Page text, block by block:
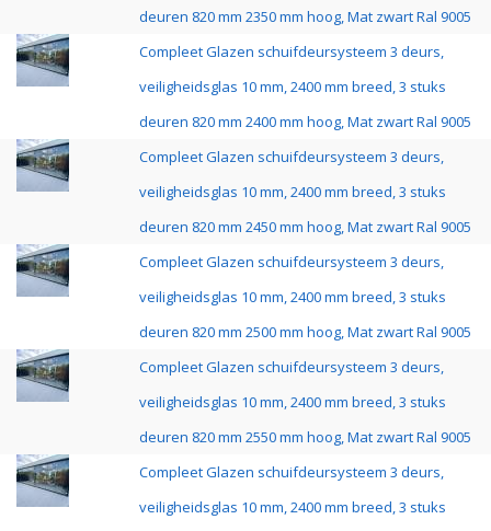
deuren 820 mm 2350 mm hoog, Mat zwart Ral 9005
Compleet Glazen schuifdeursysteem 3 deurs,
veiligheidsglas 10 mm, 2400 mm breed, 3 stuks
deuren 820 mm 2400 mm hoog, Mat zwart Ral 9005
Compleet Glazen schuifdeursysteem 3 deurs,
veiligheidsglas 10 mm, 2400 mm breed, 3 stuks
deuren 820 mm 2450 mm hoog, Mat zwart Ral 9005
Compleet Glazen schuifdeursysteem 3 deurs,
veiligheidsglas 10 mm, 2400 mm breed, 3 stuks
deuren 820 mm 2500 mm hoog, Mat zwart Ral 9005
Compleet Glazen schuifdeursysteem 3 deurs,
veiligheidsglas 10 mm, 2400 mm breed, 3 stuks
deuren 820 mm 2550 mm hoog, Mat zwart Ral 9005
Compleet Glazen schuifdeursysteem 3 deurs,
veiligheidsglas 10 mm, 2400 mm breed, 3 stuks